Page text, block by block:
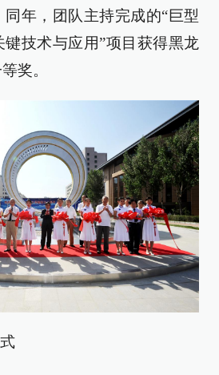
年，团队主持完成的“巨型
技术与应用”项目获得黑龙
奖。